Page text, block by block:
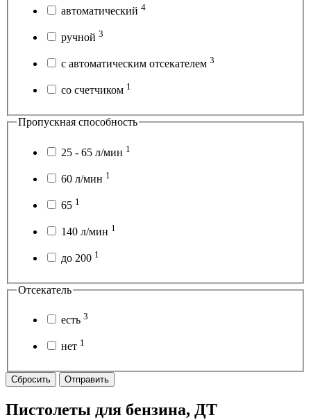
автоматический 4
ручной 3
с автоматическим отсекателем 3
со счетчиком 1
Пропускная способность
25 - 65 л/мин 1
60 л/мин 1
65 1
140 л/мин 1
до 200 1
Отсекатель
есть 3
нет 1
Сбросить Отправить
Пистолеты для бензина, ДТ